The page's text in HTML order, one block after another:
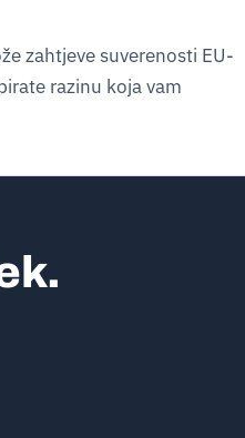
zahtjeve suverenosti EU-
razinu koja vam